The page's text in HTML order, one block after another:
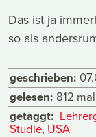
Das ist ja
so als
geschrieben:
gelesen: 812
getaggt:
Studie, USA